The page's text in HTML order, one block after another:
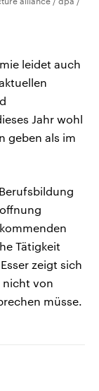
leidet auch
Jahr wohl
geben als im
Tätigkeit
zeigt sich
nicht von
müsse.